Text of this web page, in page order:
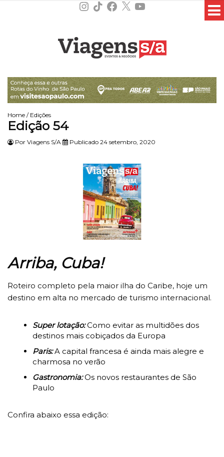
Instagram
TikTokFacebook
X YouTube
Home / Edições
Edição 54
Por Viagens S/A Publicado 24 setembro, 2020
Arriba, Cuba!
Roteiro completo pela maior ilha do Caribe, hoje um
destino em alta no mercado de turismo internacional.
Super lotação:Como evitar as multidões dos
destinos mais cobiçados da Europa
Paris: A capital francesa é ainda mais alegre e
charmosa no verão
Gastronomia:Os novos restaurantes de São
Paulo
Confira abaixo essa edição: